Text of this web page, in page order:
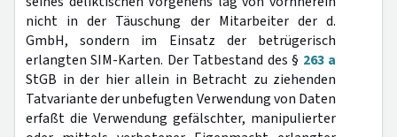
nicht in der Täuschung der Mitarbeiter der d.
GmbH, sondern im Einsatz der betrügerisch
erlangten SIM-Karten. Der Tatbestand des § 263 a
StGB in der hier allein in Betracht zu ziehenden
Tatvariante der unbefugten Verwendung von Daten
erfaßt die Verwendung gefälschter, manipulierter